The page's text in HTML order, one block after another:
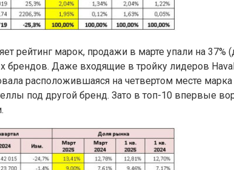
рейтинг марок, продажи в марте упали на
брендов. Даже входящие в тройку лидеров
расположившаяся на четвертом месте
под другой бренд. Зато в топ-10 впервые